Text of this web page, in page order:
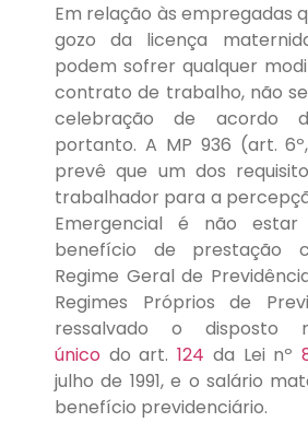
Em relação às empregadas
gozo da licença
podem sofrer qualquer
contrato de trabalho, não
celebração de acordo
portanto. A MP 936 (art. 6º,
prevê que um dos
trabalhador para a
Emergencial é não
benefício de prestação
Regime Geral de
Regimes Próprios de
ressalvado o disposto
único do art.124 da Lei nº
julho de 1991, e o salário
benefício previdenciário.